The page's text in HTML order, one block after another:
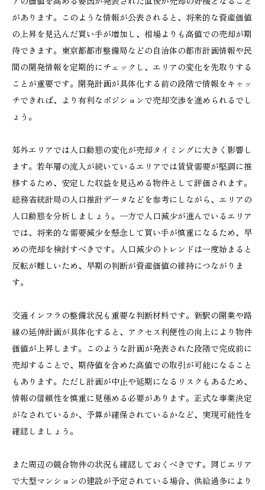
があります。このような情報が公表されると、将来的な資産価値
の上昇を見込んだ買い手が増加し、相場よりも高値での売却が期
待できます。東京都都市整備局などの自治体の都市計画情報や民
間の開発情報を定期的にチェックし、エリアの変化を先取りする
ことが重要です。開発計画が具体化する前の段階で情報をキャッ
チできれば、より有利なポジションで売却交渉を進められるでし
ょう。
郊外エリアでは人口動態の変化が売却タイミングに大きく影響し
ます。若年層の流入が続いているエリアでは賃貸需要が堅調に推
移するため、安定した収益を見込める物件として評価されます。
総務省統計局の人口推計データなどを参考にしながら、エリアの
人口動態を分析しましょう。一方で人口減少が進んでいるエリア
では、将来的な需要減少を懸念して買い手が慎重になるため、早
めの売却を検討すべきです。人口減少のトレンドは一度始まると
反転が難しいため、早期の判断が資産価値の維持につながりま
す。
交通インフラの整備状況も重要な判断材料です。新駅の開業や路
線の延伸計画が具体化すると、アクセス利便性の向上により物件
価値が上昇します。このような計画が発表された段階で完成前に
売却することで、期待値を含めた高値での取引が可能になること
もあります。ただし計画が中止や延期になるリスクもあるため、
情報の信頼性を慎重に見極める必要があります。正式な事業決定
がなされているか、予算が確保されているかなど、実現可能性を
確認しましょう。
また周辺の競合物件の状況も確認しておくべきです。同じエリア
で大型マンションの建設が予定されている場合、供給過多により